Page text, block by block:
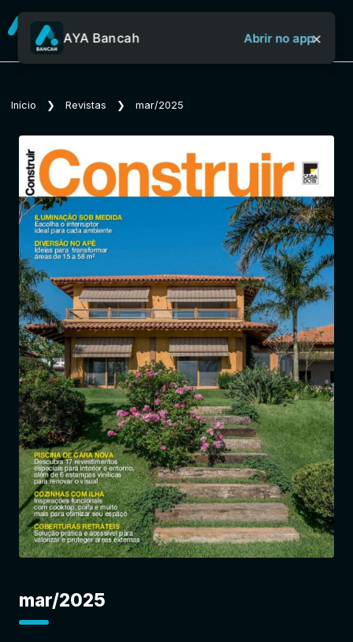
Sobre o Aya Bancah
Início
Revistas
Jornais
Notícias
Entrar
AYA Bancah Abrir no app×
Início ❯ Revistas ❯ mar/2025
mar/2025